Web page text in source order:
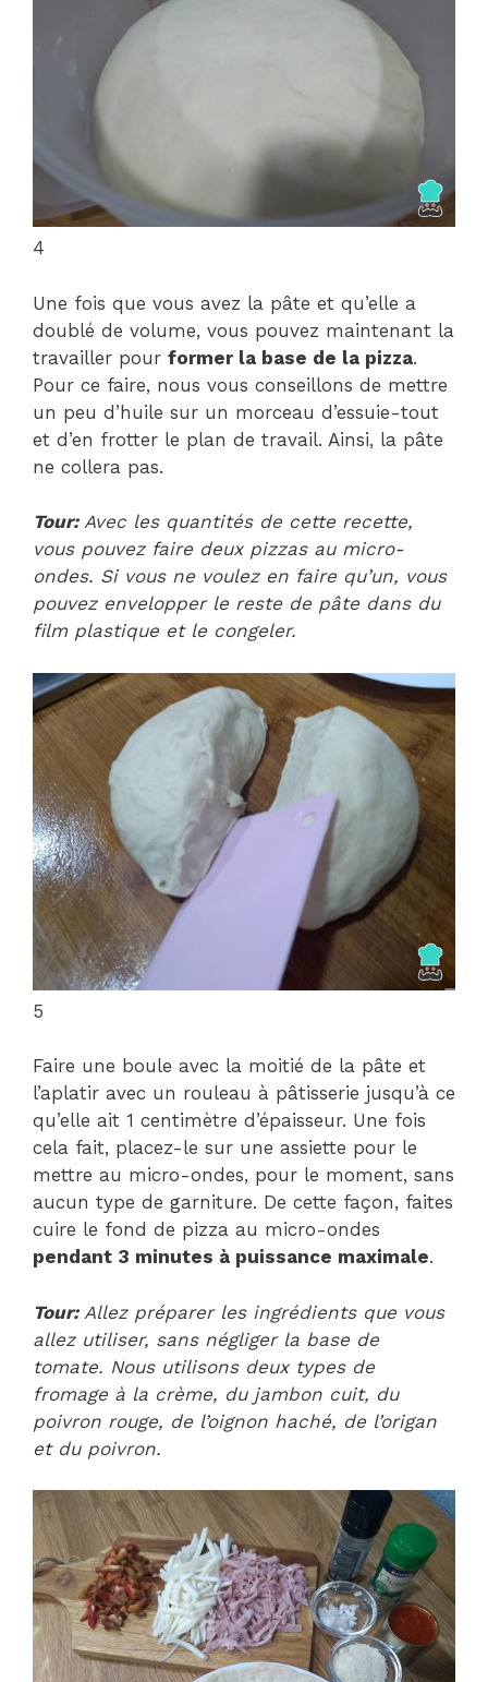
4
Une fois que vous avez la pâte et qu’elle a
doublé de volume, vous pouvez maintenant la
travailler pour former la base de la pizza.
Pour ce faire, nous vous conseillons de mettre
un peu d’huile sur un morceau d’essuie-tout
et d’en frotter le plan de travail. Ainsi, la pâte
ne collera pas.
Tour:Avec les quantités de cette recette,
vous pouvez faire deux pizzas au micro-
ondes. Si vous ne voulez en faire qu’un, vous
pouvez envelopper le reste de pâte dans du
film plastique et le congeler.
5
Faire une boule avec la moitié de la pâte et
l’aplatir avec un rouleau à pâtisserie jusqu’à ce
qu’elle ait 1 centimètre d’épaisseur. Une fois
cela fait, placez-le sur une assiette pour le
mettre au micro-ondes, pour le moment, sans
aucun type de garniture. De cette façon, faites
cuire le fond de pizza au micro-ondes
pendant 3 minutes à puissance maximale.
Tour:Allez préparer les ingrédients que vous
allez utiliser, sans négliger la base de
tomate. Nous utilisons deux types de
fromage à la crème, du jambon cuit, du
poivron rouge, de l’oignon haché, de l’origan
et du poivron.